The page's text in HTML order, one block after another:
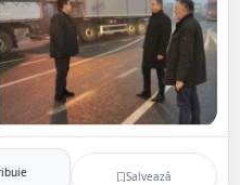
Salvează